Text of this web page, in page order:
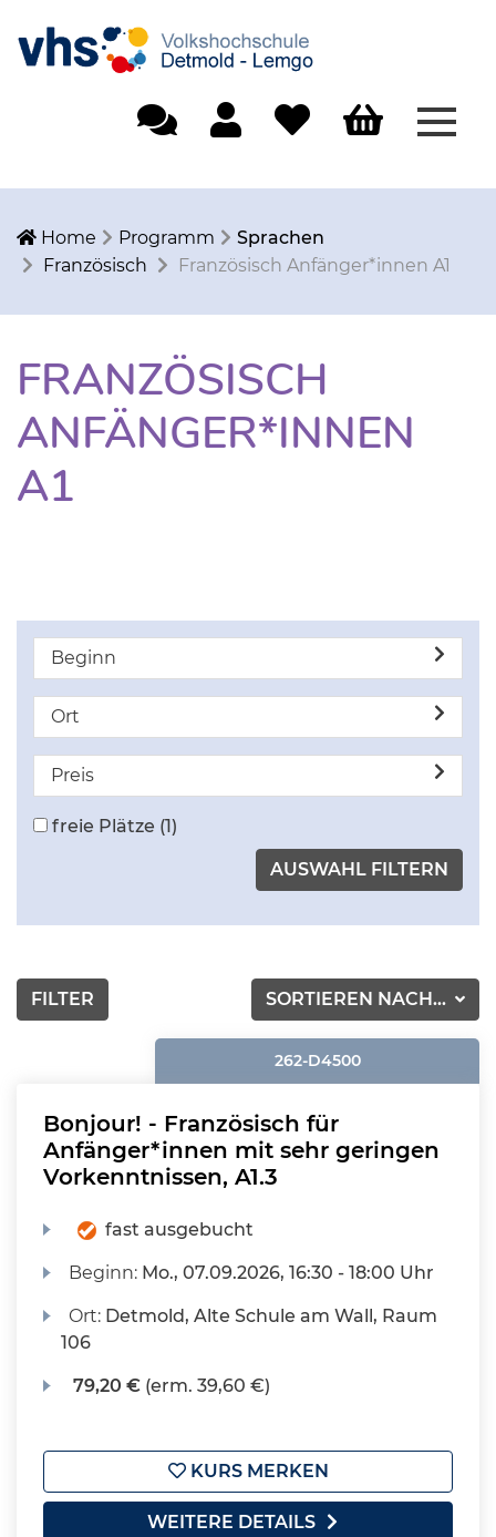
Home Programm
Sprachen
Französisch
Französisch Anfänger*innen A1
FRANZÖSISCH
ANFÄNGER*INNEN
A1
Beginn
Ort
Preis
freie Plätze (1)
SORTIEREN NACH...
FILTER
262-D4500
Bonjour! - Französisch für
Anfänger*innen mit sehr geringen
Vorkenntnissen, A1.3
fast ausgebucht
Beginn: Mo., 07.09.2026, 16:30 - 18:00 Uhr
Ort: Detmold, Alte Schule am Wall, Raum
106
79,20 € (erm. 39,60 €)
KURS MERKEN
WEITERE DETAILS